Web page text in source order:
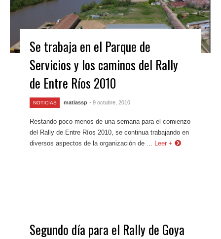
Se trabaja en el Parque de
Servicios y los caminos del Rally
de Entre Ríos 2010
NOTICIAS matiassp - 9 octubre, 2010
Restando poco menos de una semana para el comienzo
del Rally de Entre Ríos 2010, se continua trabajando en
diversos aspectos de la organización de ...
Leer +
Segundo día para el Rally de Goya